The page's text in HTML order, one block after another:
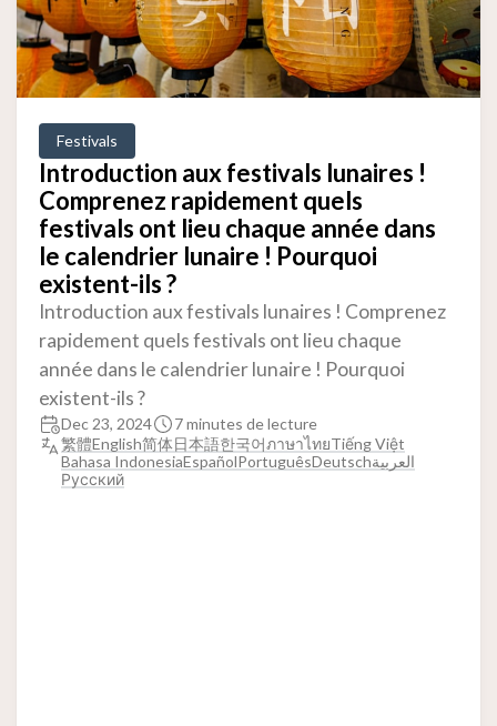
Festivals
Introduction aux festivals lunaires !
Comprenez rapidement quels
festivals ont lieu chaque année dans
le calendrier lunaire ! Pourquoi
existent-ils ?
Introduction aux festivals lunaires ! Comprenez
rapidement quels festivals ont lieu chaque
année dans le calendrier lunaire ! Pourquoi
existent-ils ?
Dec 23, 2024
7 minutes de lecture
繁體English简体日本語한국어ภาษาไทยTiếng Việt
Bahasa IndonesiaEspañolPortuguêsDeutschالعربية
Русский